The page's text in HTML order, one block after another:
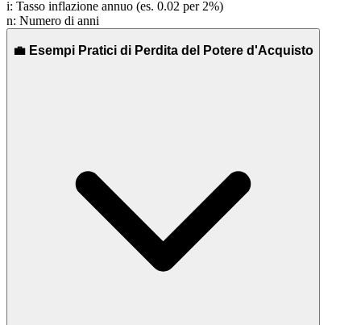
i: Tasso inflazione annuo (es. 0.02 per 2%)
n: Numero di anni
💼 Esempi Pratici di Perdita del Potere d'Acquisto